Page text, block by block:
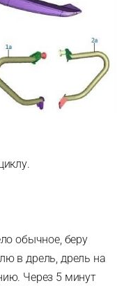
обычное, беру
в дрель, дрель на
Через 5 минут